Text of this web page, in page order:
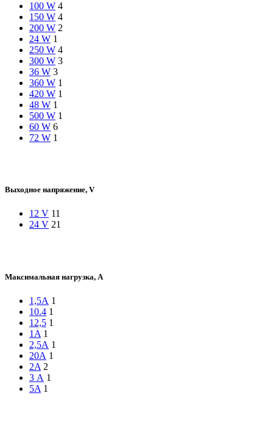
100 W 4
150 W 4
200 W 2
24 W 1
250 W 4
300 W 3
36 W 3
360 W 1
420 W 1
48 W 1
500 W 1
60 W 6
72 W 1
Выходное напряжение, V
12 V 11
24 V 21
Максимальная нагрузка, A
1,5А 1
10.4 1
12,5 1
1A 1
2,5А 1
20А 1
2A 2
3 А 1
5A 1